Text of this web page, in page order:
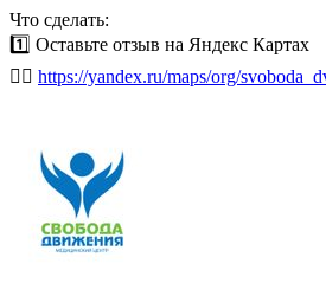
Что сделать:
1️⃣ Оставьте отзыв на Яндекс Картах
👉🏻 https://yandex.ru/maps/org/
https://max.ru/u/f9LHodD0cOJ1PeAR-
И в течение суток мы начислим вам